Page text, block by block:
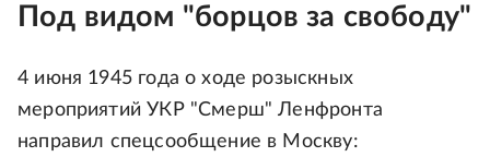
Под видом "борцов за свободу"
4 июня 1945 года о ходе розыскных
мероприятий УКР "Смерш" Ленфронта
направил спецсообщение в Москву: